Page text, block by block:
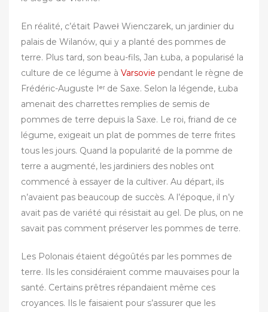
En réalité, c’était Paweł Wienczarek, un jardinier du
palais de Wilanów, qui y a planté des pommes de
terre. Plus tard, son beau-fils, Jan Łuba, a popularisé la
culture de ce légume à Varsovie pendant le règne de
Frédéric-Auguste Iᵉʳ de Saxe. Selon la légende, Łuba
amenait des charrettes remplies de semis de
pommes de terre depuis la Saxe. Le roi, friand de ce
légume, exigeait un plat de pommes de terre frites
tous les jours. Quand la popularité de la pomme de
terre a augmenté, les jardiniers des nobles ont
commencé à essayer de la cultiver. Au départ, ils
n’avaient pas beaucoup de succès. A l’époque, il n’y
avait pas de variété qui résistait au gel. De plus, on ne
savait pas comment préserver les pommes de terre.
‎Les Polonais étaient dégoûtés par les pommes de
terre. Ils les considéraient comme mauvaises pour la
santé. Certains prêtres répandaient même ces
croyances. Ils le faisaient pour s’assurer que les